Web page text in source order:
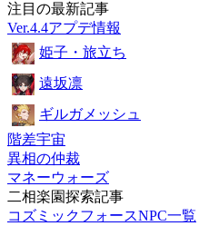
注目の最新記事
Ver.4.4アプデ情報
姫子・旅立ち
遠坂凛
ギルガメッシュ
階差宇宙
異相の仲裁
マネーウォーズ
二相楽園探索記事
コズミックフォースNPC一覧